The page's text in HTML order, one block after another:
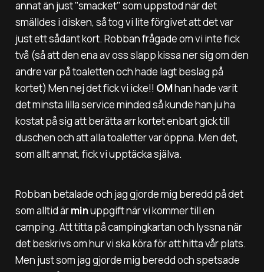
annat än just "smacket" som uppstod när det
smälldes i disken, så tog vi lite förgivet att det var
just ett sådant kort. Robban frågade om vi inte fick
två (så att den ena av oss slapp kissa ner sig om den
andre var på toaletten och hade lagt beslag på
kortet) Men nej det fick vi icke!! OMhan hade varit
det minsta lilla service minded så kunde han ju ha
kostat på sig att berätta arr kortet enbart gick till
duschen och att alla toaletter var öppna. Men det,
som allt annat, fick vi upptäcka själva.
Robban betalade och jag gjorde mig beredd på det
som alltid ärminuppgift när vi kommer till en
camping. Att titta på campingkartan och lyssna när
det beskrivs om hur vi ska köra för att hitta vår plats.
Men just som jag gjorde mig beredd och spetsade